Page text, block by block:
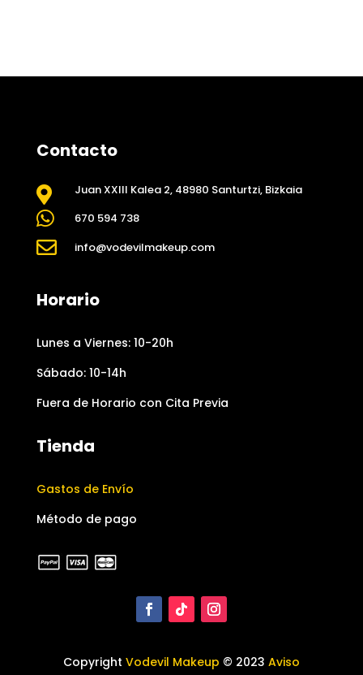
Contacto
 Juan XXIII Kalea 2, 48980 Santurtzi, Bizkaia
 670 594 738
 info@vodevilmakeup.com
Horario
Lunes a Viernes: 10-20h
Sábado: 10-14h
Fuera de Horario con Cita Previa
Tienda
Gastos de Envío
Método de pago
Copyright Vodevil Makeup © 2023 Aviso